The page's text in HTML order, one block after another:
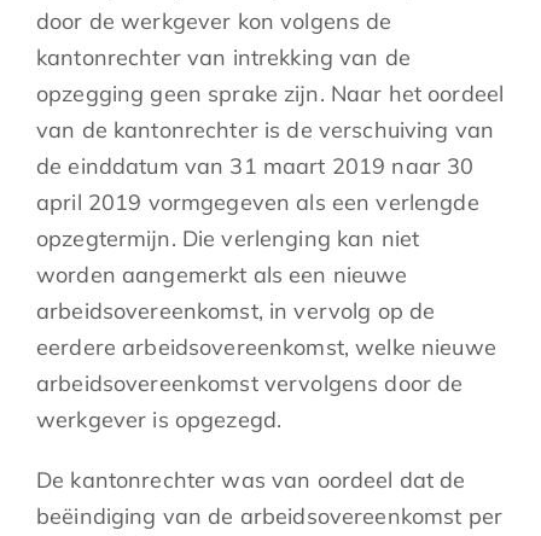
door de werkgever kon volgens de
kantonrechter van intrekking van de
opzegging geen sprake zijn. Naar het oordeel
van de kantonrechter is de verschuiving van
de einddatum van 31 maart 2019 naar 30
april 2019 vormgegeven als een verlengde
opzegtermijn. Die verlenging kan niet
worden aangemerkt als een nieuwe
arbeidsovereenkomst, in vervolg op de
eerdere arbeidsovereenkomst, welke nieuwe
arbeidsovereenkomst vervolgens door de
werkgever is opgezegd.
De kantonrechter was van oordeel dat de
beëindiging van de arbeidsovereenkomst per